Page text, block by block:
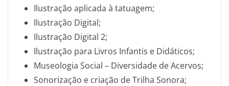
Ilustração aplicada à tatuagem;
Ilustração Digital;
Ilustração Digital 2;
Ilustração para Livros Infantis e Didáticos;
Museologia Social – Diversidade de Acervos;
Sonorização e criação de Trilha Sonora;